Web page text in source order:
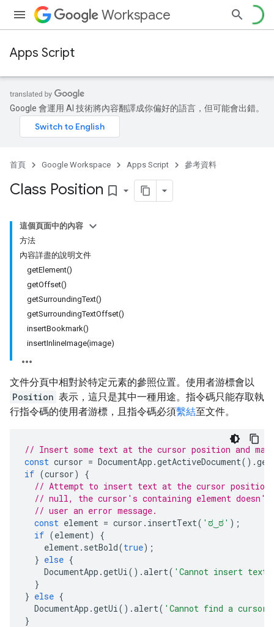
Workspace
Apps Script
Google 會運用 AI 技術將內容翻譯成你偏好的語言，但可能會出錯。
首頁 Google Workspace Apps Script 參考資料
Class Position bookmark_border
這個頁面中的內容
方法
內容詳盡的說明文件
getElement()
getOffset()
getSurroundingText()
getSurroundingTextOffset()
insertBookmark()
insertInlineImage(image)
文件分頁中相對於特定元素的參照位置。使用者游標會以
Position 表示，這只是其中一種用途。指令碼只能存取執
行指令碼的使用者游標，且指令碼必須繫結至文件。
// Insert some text at the cursor position and
const cursor = DocumentApp .getActiveDocument().
if (cursor)
{
// Attempt to insert text at the cursor
// null, the cursor's containing element doesn't
// user an error message.
const element = cursor . insertText( 'ಠ‿ಠ' );
if (element)
{
element. setBold(true);
} else {
DocumentApp .getUi().alert( 'Cannot insert text
}
} else {
DocumentApp .getUi().alert( 'Cannot find a
}